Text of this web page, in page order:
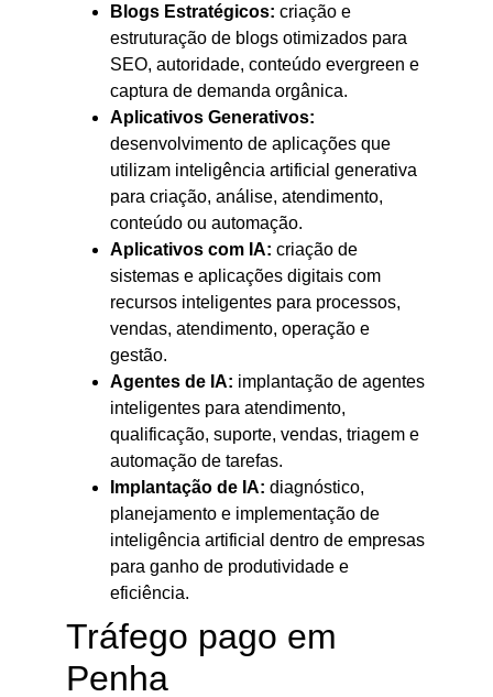
Blogs Estratégicos: criação e
estruturação de blogs otimizados para
SEO, autoridade, conteúdo evergreen e
captura de demanda orgânica.
Aplicativos Generativos:
desenvolvimento de aplicações que
utilizam inteligência artificial generativa
para criação, análise, atendimento,
conteúdo ou automação.
Aplicativos com IA: criação de
sistemas e aplicações digitais com
recursos inteligentes para processos,
vendas, atendimento, operação e
gestão.
Agentes de IA: implantação de agentes
inteligentes para atendimento,
qualificação, suporte, vendas, triagem e
automação de tarefas.
Implantação de IA: diagnóstico,
planejamento e implementação de
inteligência artificial dentro de empresas
para ganho de produtividade e
eficiência.
Tráfego pago em
Penha